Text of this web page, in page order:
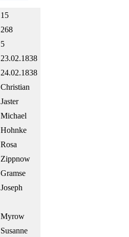
15
268
5
23.02.1838
24.02.1838
Christian
Jaster
Michael
Hohnke
Rosa
Zippnow
Gramse
Joseph
Myrow
Susanne